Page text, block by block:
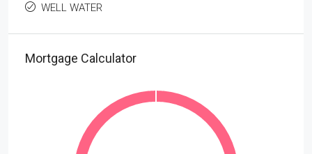
WELL WATER
Mortgage Calculator